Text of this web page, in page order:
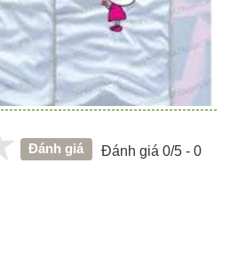
Đánh giá Đánh giá 0/5 - 0